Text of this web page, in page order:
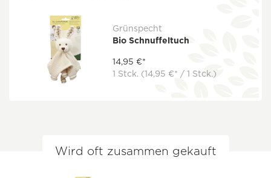
Grünspecht
Bio Schnuffeltuch
14,95 €*
1 Stck. (14,95 €* / 1 Stck.)
Wird oft zusammen gekauft